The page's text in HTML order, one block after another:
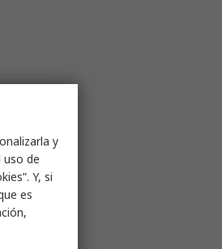
y
uso de
Y, si
es